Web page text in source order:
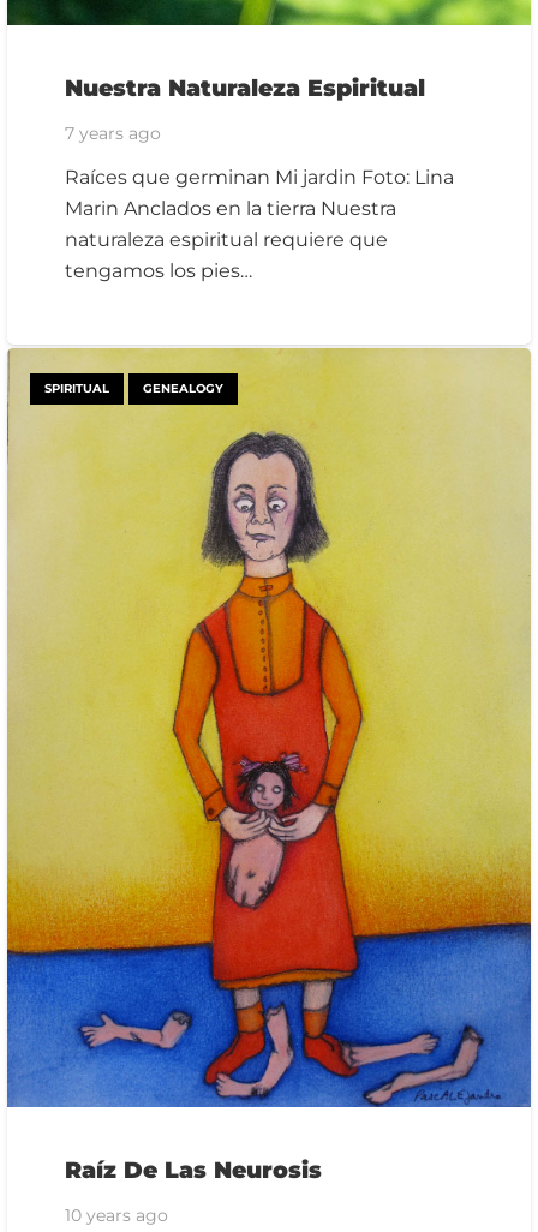
Nuestra Naturaleza Espiritual
7 years ago
Raíces que germinan Mi jardin Foto: Lina
Marin Anclados en la tierra Nuestra
naturaleza espiritual requiere que
tengamos los pies…
SPIRITUAL GENEALOGY
Raíz De Las Neurosis
10 years ago